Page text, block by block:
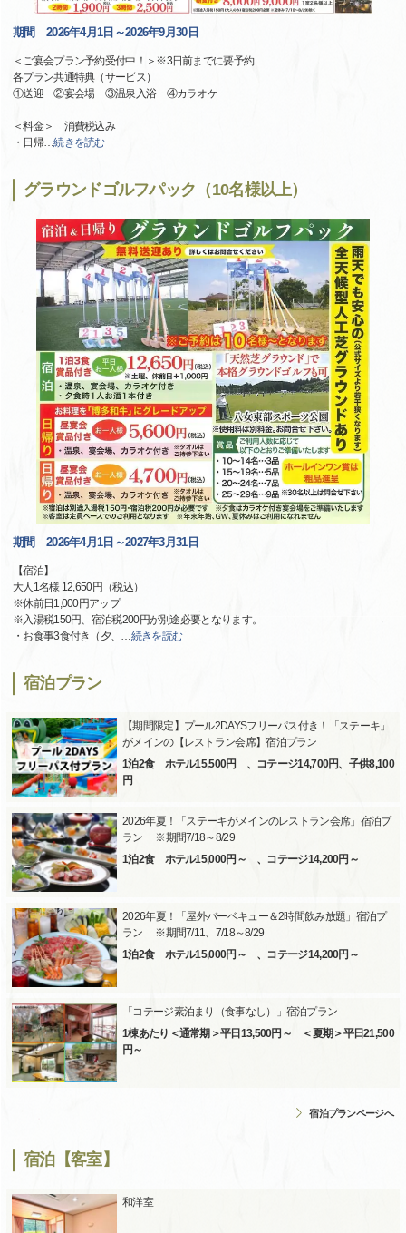
期間 2026年4月1日～2026年9月30日
＜ご宴会プラン予約受付中！＞※3日前までに要予約
各プラン共通特典（サービス）
①送迎 ②宴会場 ③温泉入浴 ④カラオケ
＜料金＞ 消費税込み
・日帰…続きを読む
グラウンドゴルフパック（10名様以上）
期間 2026年4月1日～2027年3月31日
【宿泊】
大人1名様 12,650円（税込）
※休前日1,000円アップ
※入湯税150円、宿泊税200円が別途必要となります。
・お食事3食付き（夕、 …続きを読む
宿泊プラン
【期間限定】プール2DAYSフリーパス付き！「ステーキ」
がメインの【レストラン会席】宿泊プラン
1泊2食 ホテル15,500円 、コテージ14,700円、子供8,100
円
2026年夏！「ステーキがメインのレストラン会席」宿泊プ
ラン ※期間7/18～8/29
1泊2食 ホテル15,000円～ 、コテージ14,200円～
2026年夏！「屋外バーベキュー＆2時間飲み放題」宿泊プ
ラン ※期間7/11、7/18～8/29
1泊2食 ホテル15,000円～ 、コテージ14,200円～
「コテージ素泊まり（食事なし）」宿泊プラン
1棟あたり＜通常期＞平日13,500円～ ＜夏期＞平日21,500
円～
宿泊プランページへ
宿泊【客室】
和洋室